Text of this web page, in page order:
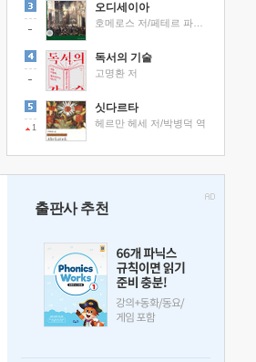
오디세이아
독서의 기술
고명환 저
1
싯다르타
헤르만 헤세 저/박병덕 역
출판사 추천